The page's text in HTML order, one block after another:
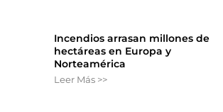
Incendios arrasan millones de
hectáreas en Europa y
Norteamérica
Leer Más >>